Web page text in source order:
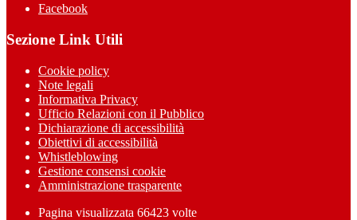
Facebook
Sezione Link Utili
Cookie policy
Note legali
Informativa Privacy
Ufficio Relazioni con il Pubblico
Dichiarazione di accessibilità
Obiettivi di accessibilità
Whistleblowing
Gestione consensi cookie
Amministrazione trasparente
Pagina visualizzata 66423 volte